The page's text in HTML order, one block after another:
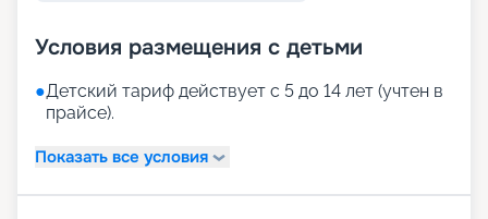
Условия размещения с детьми
●Детский тариф действует с 5 до 14 лет (учтен в
прайсе).
Показать все условия